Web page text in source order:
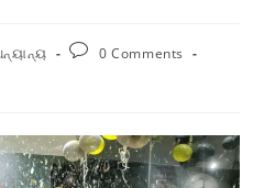
0 Comments